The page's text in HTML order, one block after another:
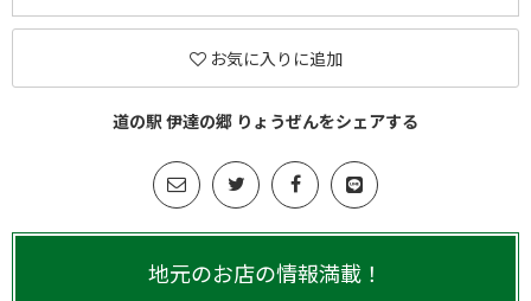
お気に入りに追加
道の駅 伊達の郷 りょうぜんをシェアする
地元のお店の情報満載！